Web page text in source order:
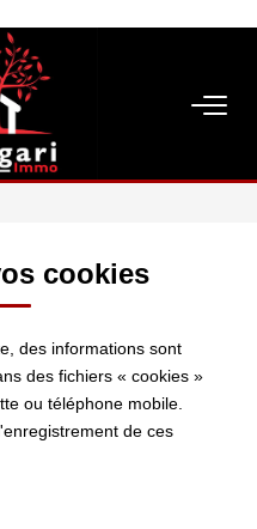
cookies
des informations sont
des fichiers « cookies »
ou téléphone mobile.
de ces